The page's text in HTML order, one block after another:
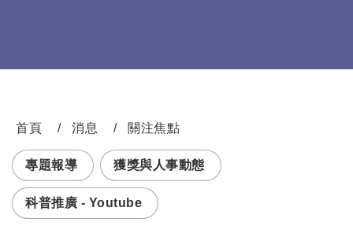
首頁 消息
關注焦點
專題報導
獲獎與人事動態
科普推廣 - Youtube